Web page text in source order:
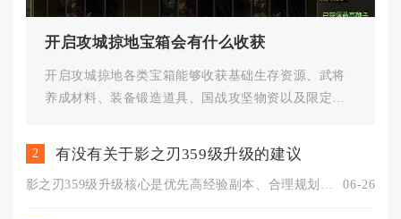
开启攻城掠地宝箱会有什么收获
开启攻城掠地各类宝箱能够收获基础生存资源、武将
养成材料、装备锻造道具、国战攻坚物资以及限定稀
2 有没有关于影之刃359级升级的建议
影之刃359级升级核心是优先高经验副本、合理规划体力、同步养... 06-26